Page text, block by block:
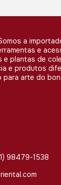
a
e
e plantas de
e produtos
para arte do
98479-1538